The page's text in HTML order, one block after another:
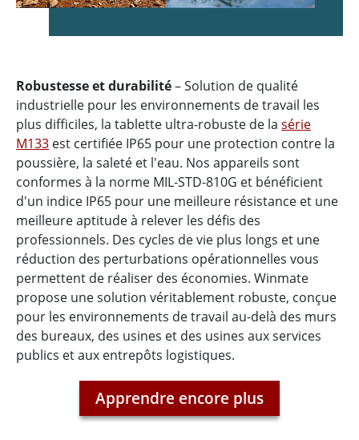
Robustesse et durabilité– Solution de qualité
industrielle pour les environnements de travail les
plus difficiles, la tablette ultra-robuste de la série
M133 est certifiée IP65 pour une protection contre la
poussière, la saleté et l'eau. Nos appareils sont
conformes à la norme MIL-STD-810G et bénéficient
d'un indice IP65 pour une meilleure résistance et une
meilleure aptitude à relever les défis des
professionnels. Des cycles de vie plus longs et une
réduction des perturbations opérationnelles vous
permettent de réaliser des économies. Winmate
propose une solution véritablement robuste, conçue
pour les environnements de travail au-delà des murs
des bureaux, des usines et des usines aux services
publics et aux entrepôts logistiques.
Apprendre encore plus